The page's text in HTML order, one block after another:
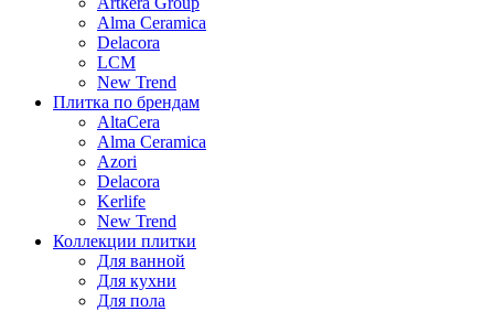
Alma Ceramica
Delacora
LCM
New Trend
Плитка по брендам
AltaCera
Аlma Ceramica
Azori
Delacora
Kerlife
New Trend
Коллекции плитки
Для ванной
Для кухни
Для пола